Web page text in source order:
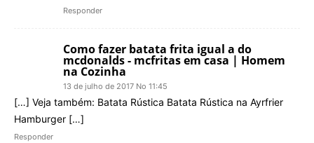
Responder
Como fazer batata frita igual a do
mcdonalds - mcfritas em casa | Homem
na Cozinha
13 de julho de 2017 No 11:45
[…] Veja também: Batata Rústica Batata Rústica na Ayrfrier
Hamburger […]
Responder